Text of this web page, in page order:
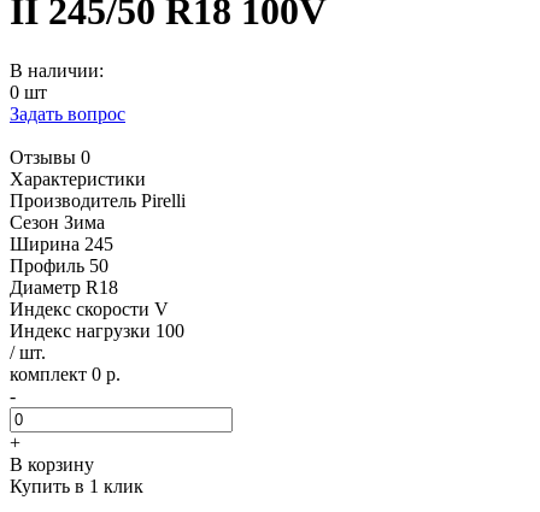
II 245/50 R18 100V
В наличии:
0 шт
Задать вопрос
Отзывы 0
Характеристики
Производитель Pirelli
Сезон Зима
Ширина 245
Профиль 50
Диаметр R18
Индекс скорости V
Индекс нагрузки 100
/ шт.
комплект 0 р.
-
+
В корзину
Купить в 1 клик